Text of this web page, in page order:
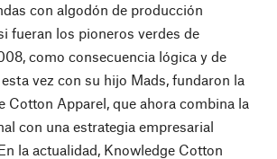
con algodón de producción
fueran los pioneros verdes de
como consecuencia lógica y de
vez con su hijo Mads, fundaron la
Cotton Apparel, que ahora combina la
con una estrategia empresarial
la actualidad, Knowledge Cotton